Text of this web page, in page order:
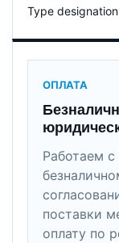
Type
ОПЛАТА
Работаем
поставки
оплату по